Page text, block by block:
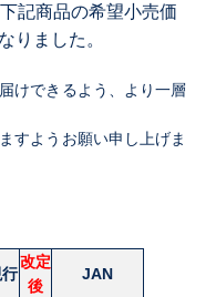
記商品の希望小売価
りました。
けできるよう、より一層
すようお願い申し上げま
改定
後
JAN